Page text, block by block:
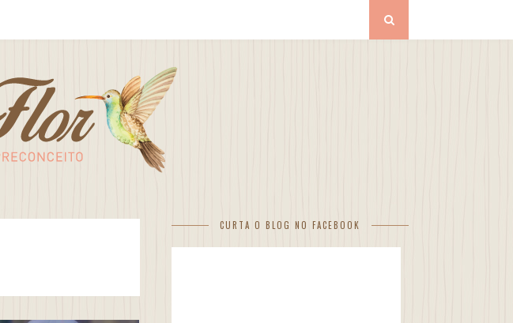
CURTA O BLOG NO FACEBOOK